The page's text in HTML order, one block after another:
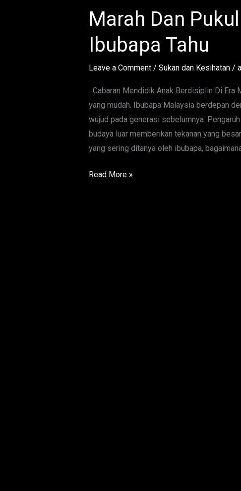
Marah Dan
Ibubapa Tahu
Leave a Comment / Sukan dan Kesihatan/
Cabaran Mendidik Anak Berdisiplin Di Era
yang mudah. Ibubapa Malaysia berdepan
wujud pada generasi sebelumnya.
budaya luar memberikan tekanan yang
yang sering ditanya oleh ibubapa,
Didik
Anak
Tanpa
Pukul
Yang
Wajib
Ibubapa
Tahu
Read More »